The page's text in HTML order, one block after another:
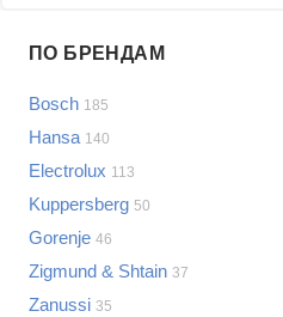
LG
Sony
Bosch
Asus
Lenovo
Показать еще
Проблемы по категориям
ПО БРЕНДАМ
Bosch 185
Hansa 140
Electrolux 113
Kuppersberg 50
Gorenje 46
Zigmund & Shtain 37
Zanussi 35